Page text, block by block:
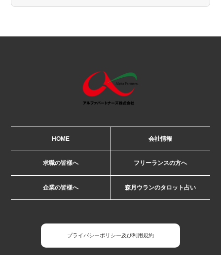
HOME 会社情報
求職の皆様へ フリーランスの方へ
企業の皆様へ 森月ウランのタロット占い
プライバシーポリシー及び利用規約